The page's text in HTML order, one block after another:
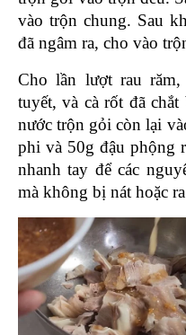
vào trộn chung. Sau
đã ngâm ra, cho vào
Cho lần lượt rau răm,
tuyết, và cà rốt đã
nước trộn gỏi còn lại
phi và 50g đậu phộng
nhanh tay để các
mà không bị nát hoặc